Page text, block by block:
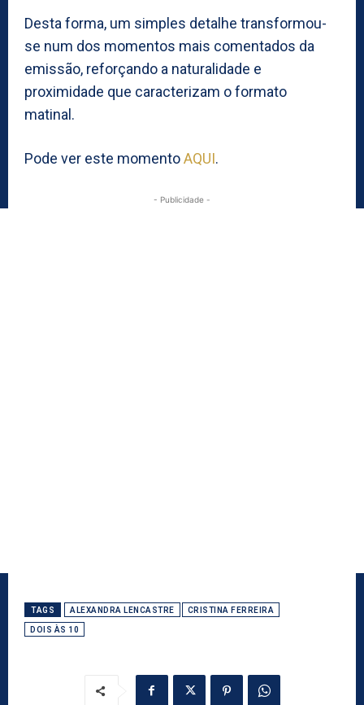
Desta forma, um simples detalhe transformou-
se num dos momentos mais comentados da
emissão, reforçando a naturalidade e
proximidade que caracterizam o formato
matinal.
Pode ver este momentoAQUI.
- Publicidade -
TAGS ALEXANDRA LENCASTRE CRISTINA FERREIRA
DOIS ÀS 10